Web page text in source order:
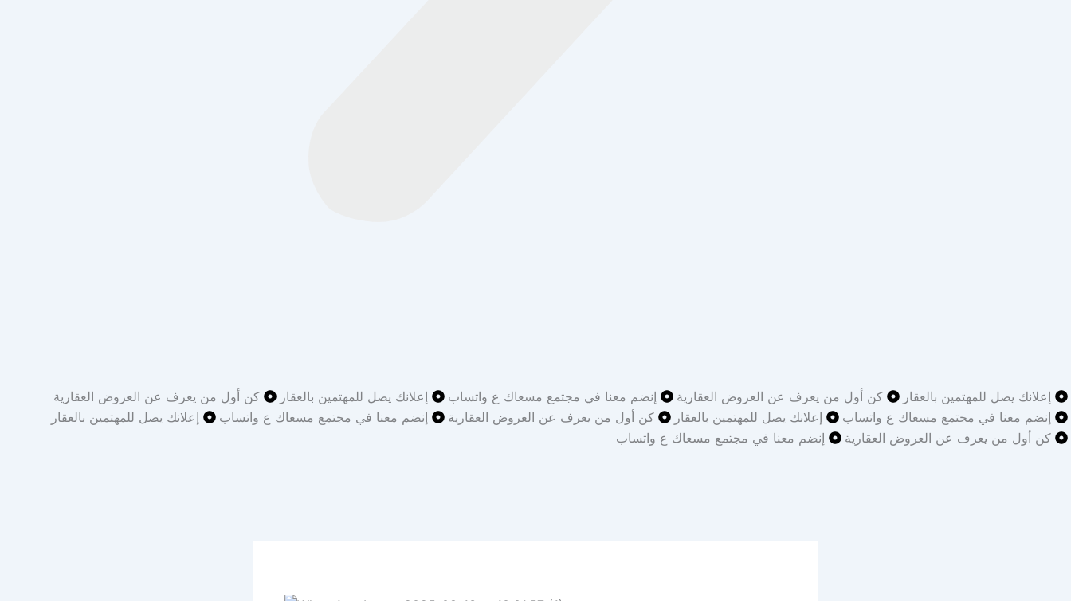
إعلانك يصل للمهتمين بالعقار كن أول من يعرف عن العروض العقارية إنضم معنا في مجتمع مسعاك ع واتساب إعلانك يصل للمهتمين بالعقار
كن أول من يعرف عن العروض العقارية
إنضم معنا في مجتمع مسعاك ع واتساب
إعلانك يصل للمهتمين بالعقار كن أول من يعرف عن العروض العقارية إنضم معنا في مجتمع مسعاك ع واتساب
إعلانك يصل للمهتمين بالعقار
كن أول من يعرف عن العروض العقارية
إنضم معنا في مجتمع مسعاك ع واتساب